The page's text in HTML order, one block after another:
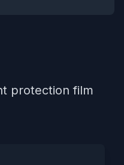
protection film